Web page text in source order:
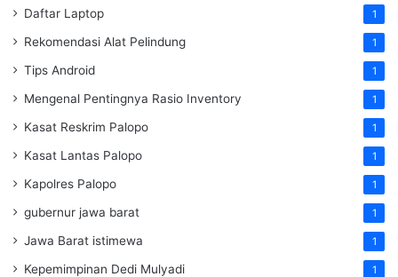
Daftar Laptop 1
Rekomendasi Alat Pelindung 1
Tips Android 1
Mengenal Pentingnya Rasio Inventory 1
Kasat Reskrim Palopo 1
Kasat Lantas Palopo 1
Kapolres Palopo 1
gubernur jawa barat 1
Jawa Barat istimewa 1
Kepemimpinan Dedi Mulyadi 1